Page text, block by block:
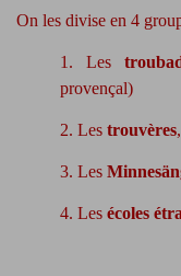
On les divise en 4
1. Les
provençal)
2. Les trouvères
3. Les
4. Les écoles